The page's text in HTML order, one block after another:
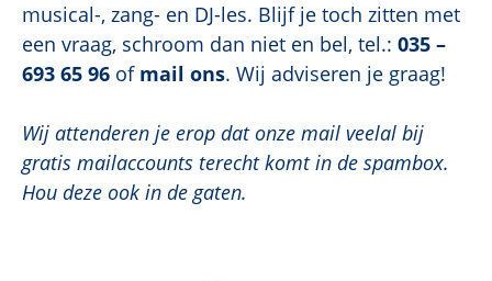
musical-, zang- en DJ-les. Blijf je toch zitten met
een vraag, schroom dan niet en bel, tel.: 035 –
693 65 96 of mail ons. Wij adviseren je graag!
Wij attenderen je erop dat onze mail veelal bij
gratis mailaccounts terecht komt in de spambox.
Hou deze ook in de gaten.